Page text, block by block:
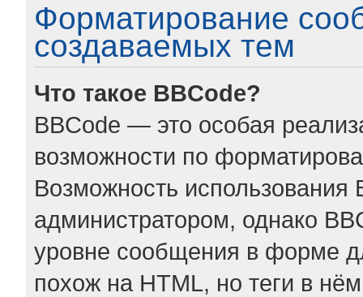
Форматирование
создаваемых тем
Что такое BBCode?
BBCode — это особая
возможности по
Возможность использования
администратором, однако
уровне сообщения в форме
похож на HTML, но теги в